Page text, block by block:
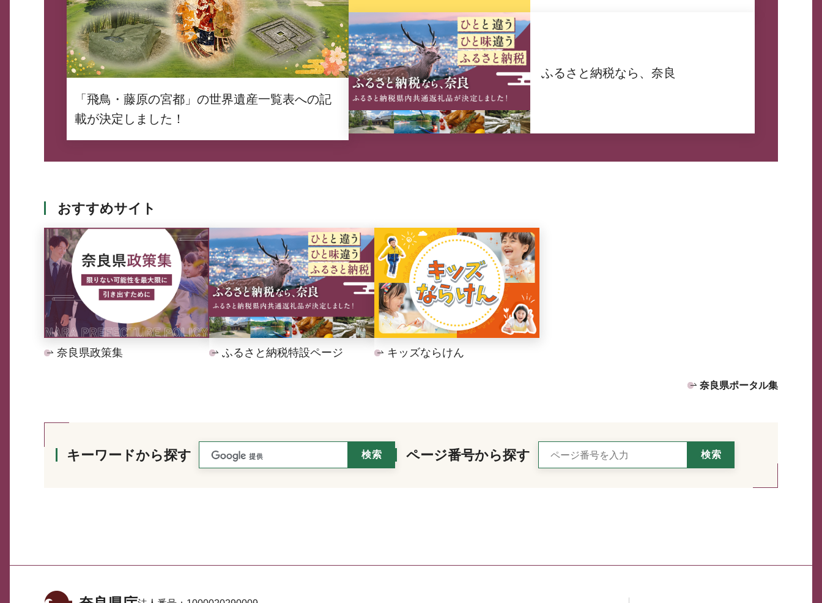
「飛鳥・藤原の宮都」の世界遺産一覧表への記
載が決定しました！
ふるさと納税なら、奈良
おすすめサイト
奈良県政策集 ふるさと納税特設ページ キッズならけん
奈良県ポータル集
キーワードから探す ページ番号から探す